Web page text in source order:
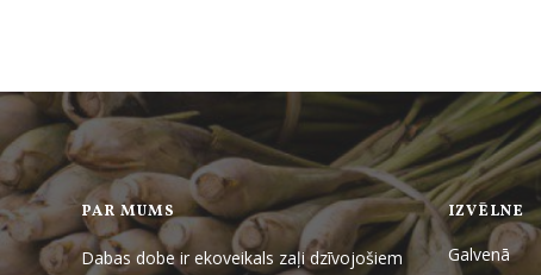
PAR MUMS
Dabas dobe ir ekoveikals zaļi dzīvojošiem
IZVĒLNE
Galvenā